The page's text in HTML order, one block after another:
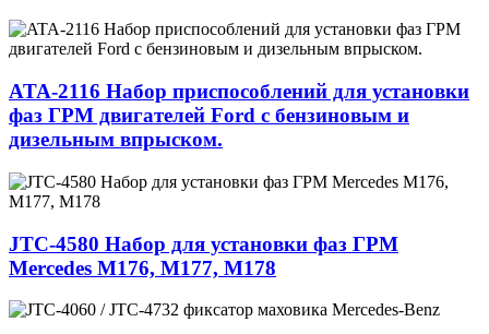
ATA-2116 Набор приспособлений для установки
фаз ГРМ двигателей Ford с бензиновым и
дизельным впрыском.
JTC-4580 Набор для установки фаз ГРМ
Mercedes M176, M177, M178